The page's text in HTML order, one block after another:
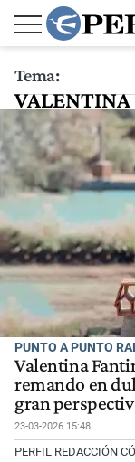
Tema:
PUNTO A PUNTO
Valentina
remando en
gran
23-03-2026 15:48
PERFIL REDACCIÓN